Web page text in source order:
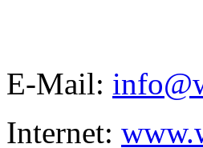
E-Mail:
Internet: